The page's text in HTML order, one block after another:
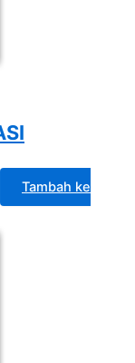
Tambah ke